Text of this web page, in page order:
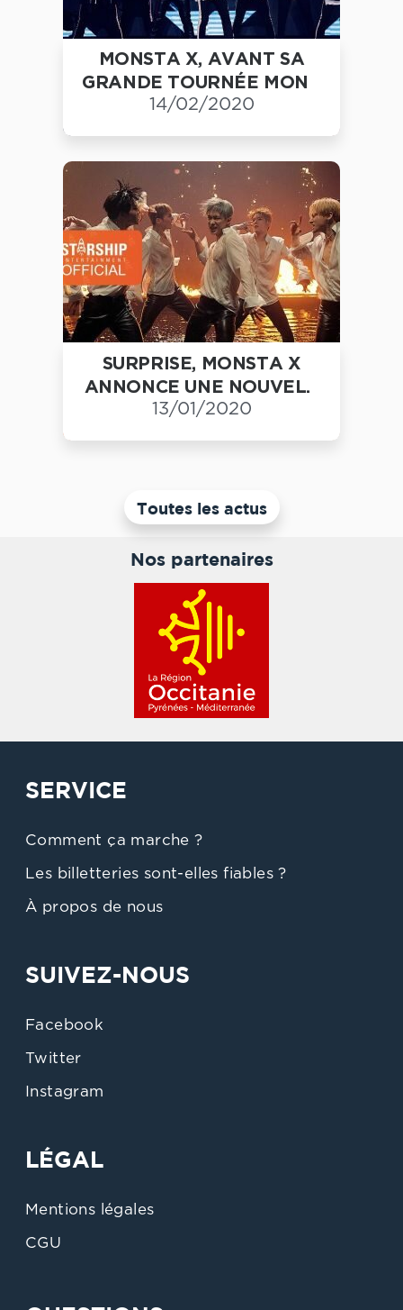
MONSTA X, AVANT SA
GRANDE TOURNÉE MON...
14/02/2020
SURPRISE, MONSTA X
ANNONCE UNE NOUVEL...
13/01/2020
Toutes les actus
Nos partenaires
SERVICE
Comment ça marche ?
Les billetteries sont-elles fiables ?
À propos de nous
SUIVEZ-NOUS
Facebook
Twitter
Instagram
LÉGAL
Mentions légales
CGU